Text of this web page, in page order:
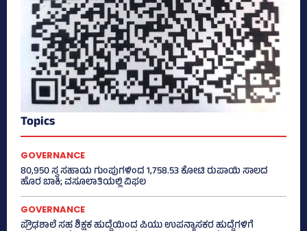
Topics
GOVERNANCE
80,950 ಸ್ವ ಸಹಾಯ ಗುಂಪುಗಳಿಂದ 1,758.53 ಕೋಟಿ ರುಪಾಯಿ ಸಾಲದ
ಹೊರ ಬಾಕಿ; ವಸೂಲಾತಿಯಲ್ಲಿ ವಿಫಲ
GOVERNANCE
ಪ್ರೌಢಶಾಲೆ ಸಹ ಶಿಕ್ಷಕ ಹುದ್ದೆಯಿಂದ ಪಿಯು ಉಪನ್ಯಾಸಕರ ಹುದ್ದೆಗಳಿಗೆ